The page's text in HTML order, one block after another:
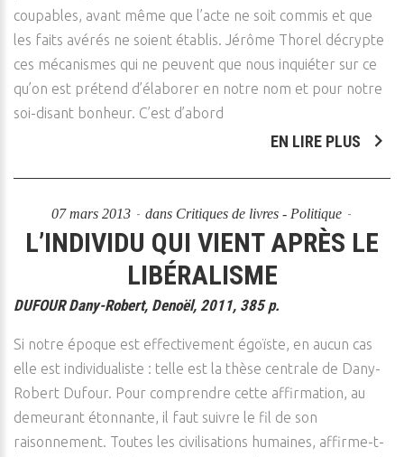
coupables, avant même que l’acte ne soit commis et que
les faits avérés ne soient établis. Jérôme Thorel décrypte
ces mécanismes qui ne peuvent que nous inquiéter sur ce
qu’on est prétend d’élaborer en notre nom et pour notre
soi-disant bonheur. C’est d’abord
EN LIRE PLUS
07 mars 2013 dans Critiques de livres - Politique
L’INDIVIDU QUI VIENT APRÈS LE
LIBÉRALISME
DUFOUR Dany-Robert, Denoël, 2011, 385 p.
Si notre époque est effectivement égoïste, en aucun cas
elle est individualiste : telle est la thèse centrale de Dany-
Robert Dufour. Pour comprendre cette affirmation, au
demeurant étonnante, il faut suivre le fil de son
raisonnement. Toutes les civilisations humaines, affirme-t-